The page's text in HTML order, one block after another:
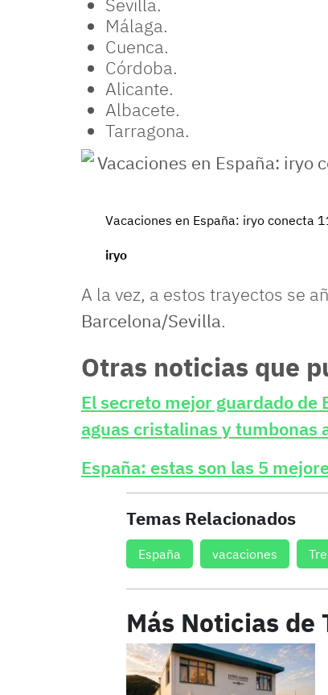
Málaga.
Cuenca.
Córdoba.
Alicante.
Albacete.
Tarragona.
Vacaciones en España: iryo conecta
iryo
A la vez, a estos trayectos se
Barcelona/Sevilla.
Otras noticias que
El secreto mejor guardado de
aguas cristalinas y tumbonas
España: estas son las 5
Temas Relacionados
España vacaciones
Más Noticias de